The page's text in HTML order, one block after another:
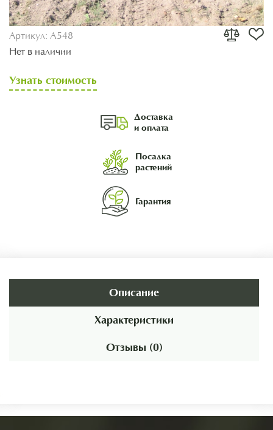
Артикул: A548
Нет в наличии
Узнать стоимость
Доставка
и оплата
Посадка
растений
Гарантия
Описание
Характеристики
Отзывы (0)